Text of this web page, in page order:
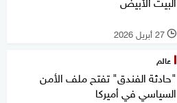
l 27 أبريل 2026
عالم
"حادثة الفندق" تفتح ملف الأمن
السياسي في أميركا